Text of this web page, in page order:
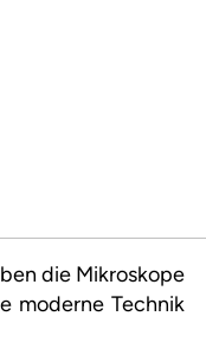
die Mikroskope
moderne Technik